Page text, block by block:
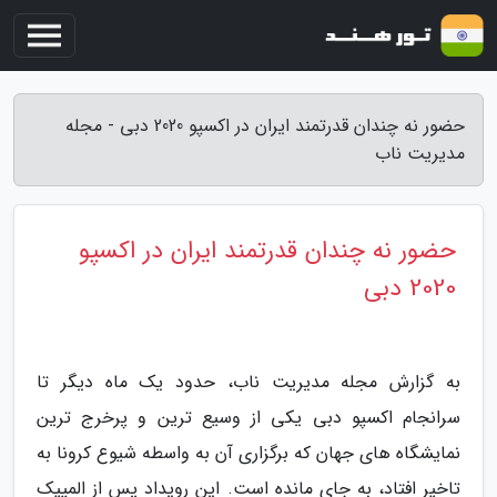
حضور نه چندان قدرتمند ایران در اکسپو 2020 دبی - مجله
مدیریت ناب
حضور نه چندان قدرتمند ایران در اکسپو
2020 دبی
به گزارش مجله مدیریت ناب، حدود یک ماه دیگر تا
سرانجام اکسپو دبی یکی از وسیع ترین و پرخرج ترین
نمایشگاه های جهان که برگزاری آن به واسطه شیوع کرونا به
تاخیر افتاد، به جای مانده است. این رویداد پس از المپیک